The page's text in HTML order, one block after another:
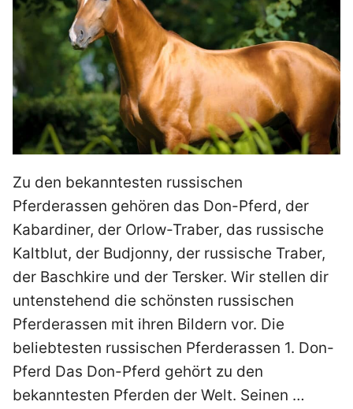
Zu den bekanntesten russischen
Pferderassen gehören das Don-Pferd, der
Kabardiner, der Orlow-Traber, das russische
Kaltblut, der Budjonny, der russische Traber,
der Baschkire und der Tersker. Wir stellen dir
untenstehend die schönsten russischen
Pferderassen mit ihren Bildern vor. Die
beliebtesten russischen Pferderassen 1. Don-
Pferd Das Don-Pferd gehört zu den
bekanntesten Pferden der Welt. Seinen …